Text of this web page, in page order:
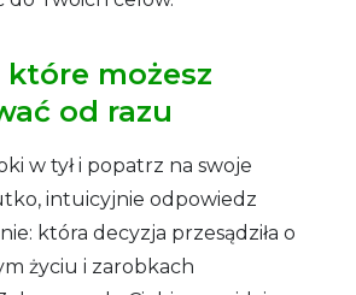
które możesz
od razu
w tył i popatrz na swoje
intuicyjnie odpowiedz
która decyzja przesądziła o
życiu i zarobkach